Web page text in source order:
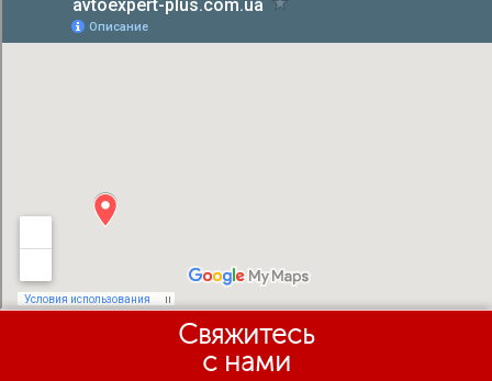
Свяжитесь
с нами